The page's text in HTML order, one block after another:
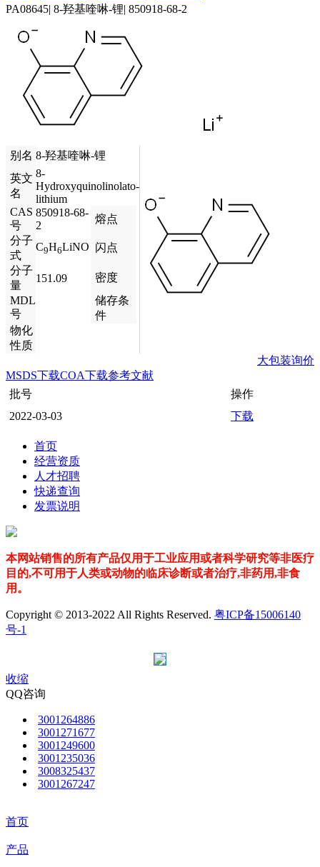
PA08645| 8-羟基喹啉-锂| 850918-68-2
别名 8-羟基喹啉-锂
英文
名
8-
Hydroxyquinolinolato-
lithium
CAS
号
850918-68-
2
熔点
分子
式
C9H6LiNO 闪点
分子
量
151.09
密度
MDL
号
储存条
件
物化
性质
大包装询价
MSDS下载COA下载参考文献
批号
操作
2022-03-03
下载
首页
经营资质
人才招聘
快递查询
发票说明
本网站销售的所有产品仅用于工业应用或者科学研究等非医疗
目的,不可用于人类或动物的临床诊断或者治疗,非药用,非食
用。
Copyright © 2013-2022 All Rights Reserved. 粤ICP备15006140
号-1
收缩
QQ咨询
3001264886
3001271677
3001249600
3001235036
3008325437
3001267247
首页
产品